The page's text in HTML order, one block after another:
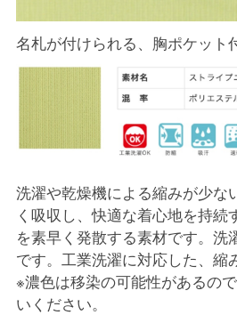
名札が付けられる、胸ポケット
洗濯や乾燥機による縮みが少な
く吸収し、快適な着心地を持続
を素早く発散する素材です。洗
です。工業洗濯に対応した、縮
※濃色は移染の可能性があるの
いください。